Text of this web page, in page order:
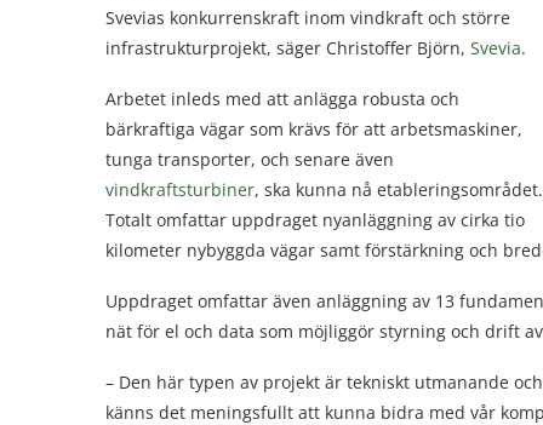
Svevias konkurrenskraft inom vindkraft och större
infrastrukturprojekt, säger Christoffer Björn, Svevia.
Arbetet inleds med att anlägga robusta och
bärkraftiga vägar som krävs för att arbetsmaskiner,
tunga transporter, och senare även
vindkraftsturbiner, ska kunna nå etableringsområdet.
Totalt omfattar uppdraget nyanläggning av cirka tio
kilometer nybyggda vägar samt förstärkning och
Uppdraget omfattar även anläggning av 13
nät för el och data som möjliggör styrning och drift
– Den här typen av projekt är tekniskt utmanande
känns det meningsfullt att kunna bidra med vår